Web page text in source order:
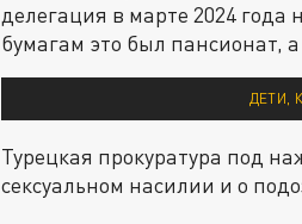
делегация в марте 2024
бумагам это был пансионат,
ДЕТИ,
Турецкая прокуратура под
сексуальном насилии и о